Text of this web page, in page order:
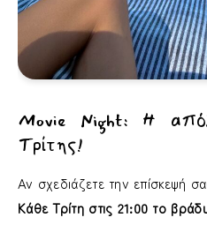
Movie Night: Η
Τρίτης!
Αν σχεδιάζετε την επίσκεψή
Κάθε Τρίτη στις 21:00 το